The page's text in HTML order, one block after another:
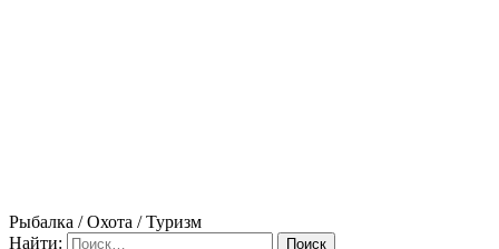
Рыбалка / Охота / Туризм
Найти: